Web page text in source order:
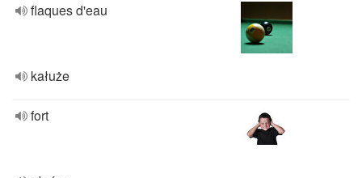
flaques d'eau
kałuże
fort